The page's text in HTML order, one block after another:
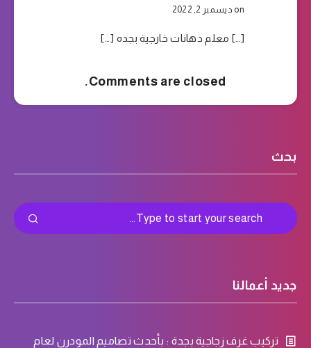
on ديسمبر 2, 2022
[…] معلم دهانات خارجية بجده […]
Comments are closed.
بحث
جديد أعمالنا
تركيب غرف زجاجية بجدة : بأحدث تصاميم المودرن لعام